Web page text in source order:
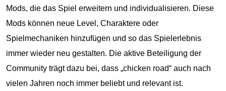
Mods, die das Spiel erweitern und individualisieren. Diese
Mods können neue Level, Charaktere oder
Spielmechaniken hinzufügen und so das Spielerlebnis
immer wieder neu gestalten. Die aktive Beteiligung der
Community trägt dazu bei, dass „chicken road“ auch nach
vielen Jahren noch immer beliebt und relevant ist.